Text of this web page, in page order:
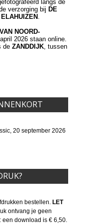
langs de
verzorging bij DE
ELAHUIZEN .
NOORD-
2026 staan online.
de ZANDDIJK, tussen
20 september 2026
bestellen. LET
ontvang je geen
een download is € 6,50.